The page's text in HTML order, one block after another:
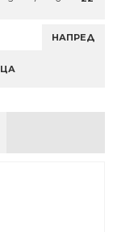
НАПРЕД